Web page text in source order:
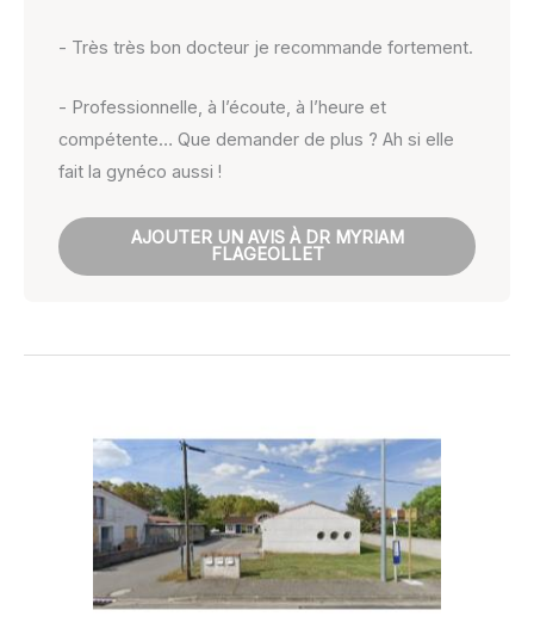
- Très très bon docteur je recommande fortement.
- Professionnelle, à l’écoute, à l’heure et
compétente… Que demander de plus ? Ah si elle
fait la gynéco aussi !
AJOUTER UN AVIS À DR MYRIAM
FLAGEOLLET